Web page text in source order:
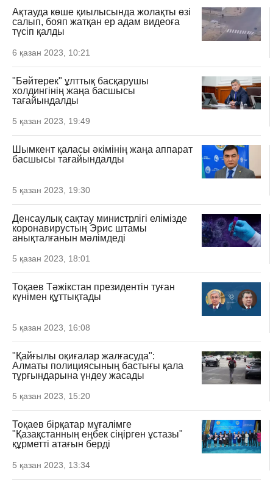
Ақтауда көше қиылысында жолақты өзі
салып, бояп жатқан ер адам видеоға
түсіп қалды
6 қазан 2023, 10:21
"Бәйтерек" ұлттық басқарушы
холдингінің жаңа басшысы
тағайындалды
5 қазан 2023, 19:49
Шымкент қаласы әкімінің жаңа аппарат
басшысы тағайындалды
5 қазан 2023, 19:30
Денсаулық сақтау министрлігі елімізде
коронавирустың Эрис штамы
анықталғанын мәлімдеді
5 қазан 2023, 18:01
Тоқаев Тәжікстан президентін туған
күнімен құттықтады
5 қазан 2023, 16:08
"Қайғылы оқиғалар жалғасуда":
Алматы полициясының бастығы қала
тұрғындарына үндеу жасады
5 қазан 2023, 15:20
Тоқаев бірқатар мұғалімге
"Қазақстанның еңбек сіңірген ұстазы"
құрметті атағын берді
5 қазан 2023, 13:34